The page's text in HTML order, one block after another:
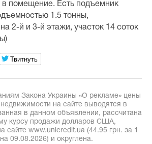
в помещение. Есть подъемник
1.5 тонны,
2-й и 3-й этажи, участок 14 соток
Твитнуть
Закона Украины «О рекламе» цены
на сайте выводятся в
в данном объявлении, рассчитана
курсу продажи долларов США,
сайте www.unicredit.ua (44.95 грн. за 1
09.08.2026) и округлена.